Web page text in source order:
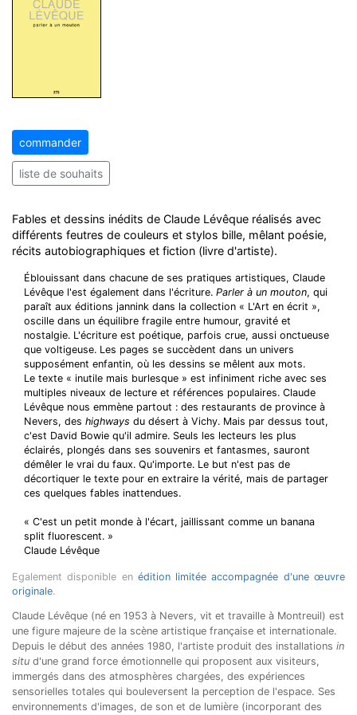
commander
liste de souhaits
Fables et dessins inédits de Claude Lévêque réalisés avec
différents feutres de couleurs et stylos bille, mêlant poésie,
récits autobiographiques et fiction (livre d'artiste).
Éblouissant dans chacune de ses pratiques artistiques, Claude
Lévêque l'est également dans l'écriture. Parler à un mouton, qui
paraît aux éditions jannink dans la collection « L'Art en écrit »,
oscille dans un équilibre fragile entre humour, gravité et
nostalgie. L'écriture est poétique, parfois crue, aussi onctueuse
que voltigeuse. Les pages se succèdent dans un univers
supposément enfantin, où les dessins se mêlent aux mots.
Le texte « inutile mais burlesque » est infiniment riche avec ses
multiples niveaux de lecture et références populaires. Claude
Lévêque nous emmène partout : des restaurants de province à
Nevers, des highways du désert à Vichy. Mais par dessus tout,
c'est David Bowie qu'il admire. Seuls les lecteurs les plus
éclairés, plongés dans ses souvenirs et fantasmes, sauront
démêler le vrai du faux. Qu'importe. Le but n'est pas de
décortiquer le texte pour en extraire la vérité, mais de partager
ces quelques fables inattendues.
« C'est un petit monde à l'écart, jaillissant comme un banana
split fluorescent. »
Claude Lévêque
Egalement disponible en édition limitée accompagnée d'une œuvre
originale.
Claude Lévêque (né en 1953 à Nevers, vit et travaille à Montreuil) est
une figure majeure de la scène artistique française et internationale.
Depuis le début des années 1980, l'artiste produit des installations in
situ d'une grand force émotionnelle qui proposent aux visiteurs,
immergés dans des atmosphères chargées, des expériences
sensorielles totales qui bouleversent la perception de l'espace. Ses
environnements d'images, de son et de lumière (incorporant des